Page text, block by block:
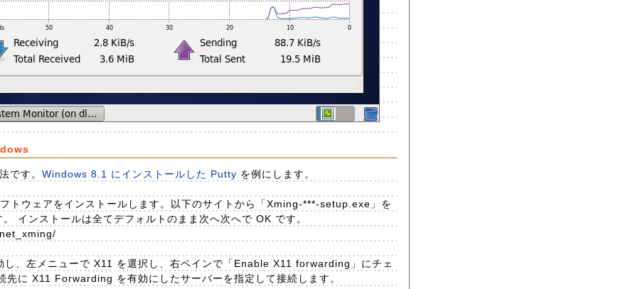
です。 Windows 8.1 にインストールした Putty を例にします。
トウェアをインストールします。以下のサイトから「Xming-***-setup.exe」を
インストールは全てデフォルトのまま次へ次へで OK です。
、左メニューで X11 を選択し、右ペインで「Enable X11 forwarding」にチェ
先に X11 Forwarding を有効にしたサーバーを指定して接続します。